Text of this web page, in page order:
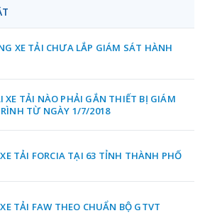
XE TẢI CHƯA LẮP GIÁM SÁT HÀNH
XE TẢI NÀO PHẢI GẮN THIẾT BỊ GIÁM
TỪ NGÀY 1/7/2018
TẢI FORCIA TẠI 63 TỈNH THÀNH PHỐ
TẢI FAW THEO CHUẨN BỘ GTVT